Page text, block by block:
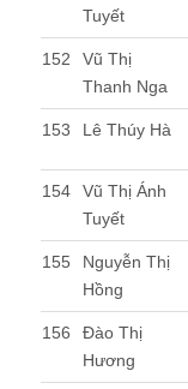
Tuyết
152
Vũ Thị
Thanh Nga
153 Lê Thúy Hà
154
Vũ Thị Ánh
Tuyết
155
Nguyễn Thị
Hồng
156
Đào Thị
Hương